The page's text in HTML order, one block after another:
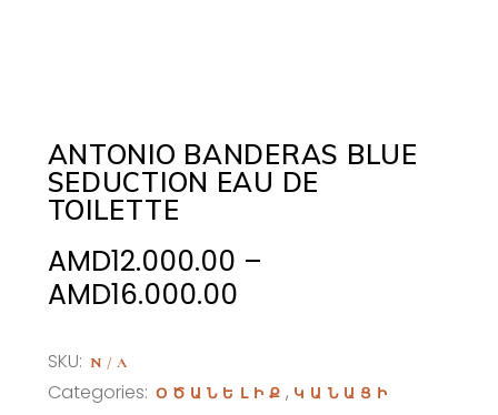
ANTONIO BANDERAS BLUE
SEDUCTION EAU DE
TOILETTE
AMD12.000.00 –
AMD16.000.00Price
through
SKU: N/A
Categories: ՕԾԱՆԵԼԻՔ, ԿԱՆԱՑԻ